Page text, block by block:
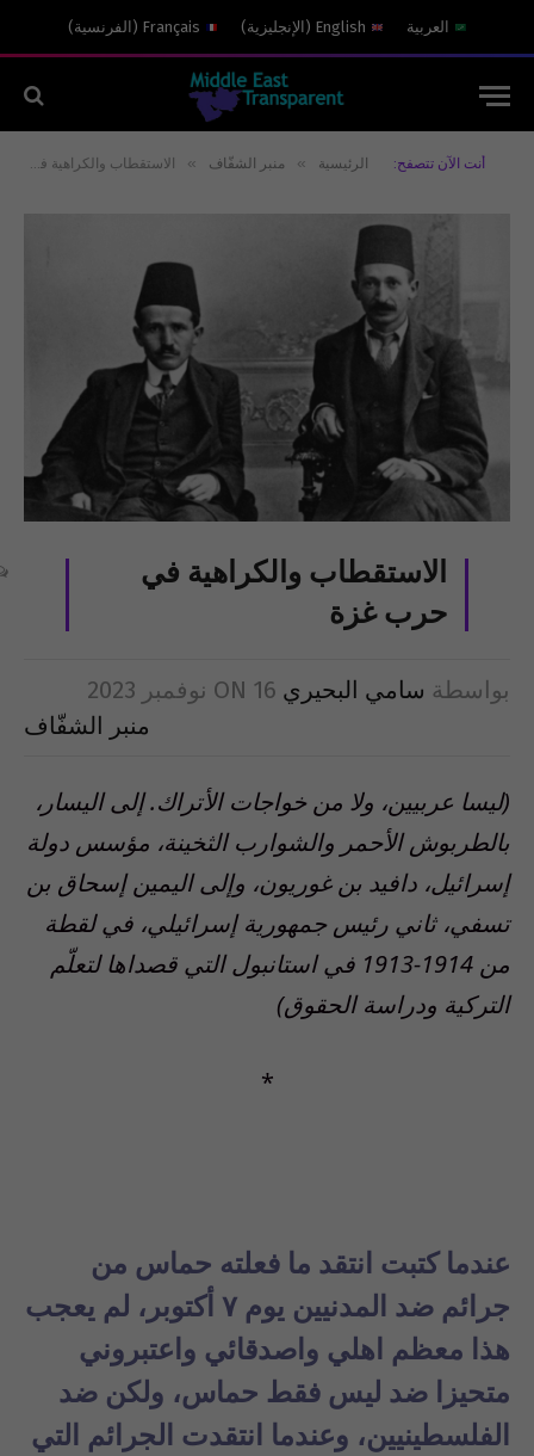
العربية English
( الإنجليزية)
Français
( الفرنسية)
أنت الآن تتصفح: الرئيسية » منبر الشفّاف » الاستقطاب والكراهية في حرب غزة
الاستقطاب والكراهية في
حرب غزة
بواسطة سامي البحيري ON 16 نوفمبر 2023
منبر الشفّاف
(ليسا عربيين، ولا من خواجات الأتراك. إلى اليسار،
بالطربوش الأحمر والشوارب الثخينة، مؤسس دولة
إسرائيل، دافيد بن غوريون، وإلى اليمين إسحاق بن
تسفي، ثاني رئيس جمهورية إسرائيلي، في لقطة
من 1914-1913 في استانبول التي قصداها لتعلّم
التركية ودراسة الحقوق)
*
عندما كتبت انتقد ما فعلته حماس من
جرائم ضد المدنيين يوم ٧ أكتوبر، لم يعجب
هذا معظم اهلي واصدقائي واعتبروني
متحيزا ضد ليس فقط حماس، ولكن ضد
الفلسطينيين، وعندما انتقدت الجرائم التي